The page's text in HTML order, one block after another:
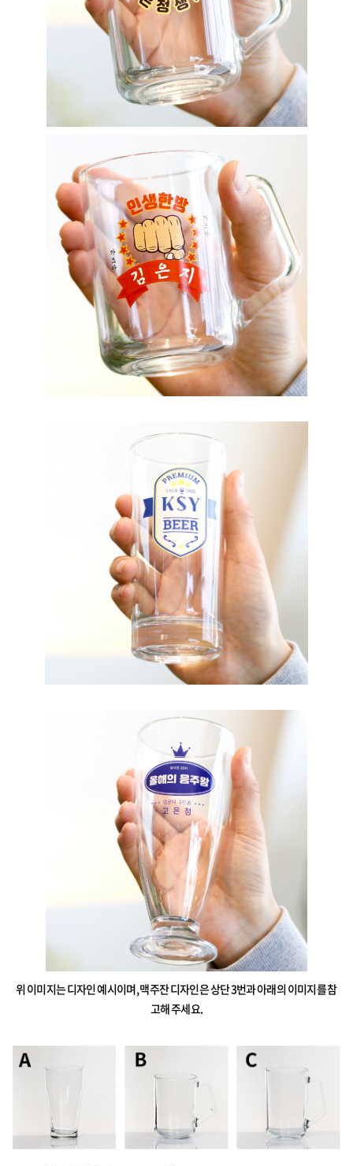
위 이미지는 디자인 예시이며, 맥주잔 디자인은 상단 3번과 아래의 이미지를 참
고해 주세요.